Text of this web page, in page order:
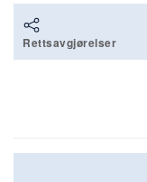
Rettsavgjørelser